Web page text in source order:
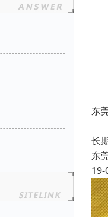
东
长
东
19-